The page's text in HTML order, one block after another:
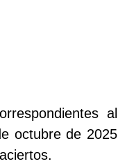
al
octubre de 2025